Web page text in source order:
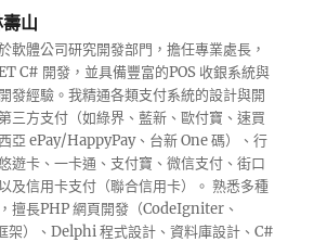
山
軟體公司研究開發部門，擔任專業處長，
C# 開發，並具備豐富的POS 收銀系統與
發經驗。我精通各類支付系統的設計與開
三方支付（如綠界、藍新、歐付寶、速買
亞 ePay/HappyPay、台新 One 碼）、行
遊卡、一卡通、支付寶、微信支付、街口
及信用卡支付（聯合信用卡）。 熟悉多種
擅長PHP 網頁開發（CodeIgniter、
架）、Delphi 程式設計、資料庫設計、C#